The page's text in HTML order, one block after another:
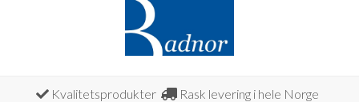
Kvalitetsprodukter Rask levering i hele Norge